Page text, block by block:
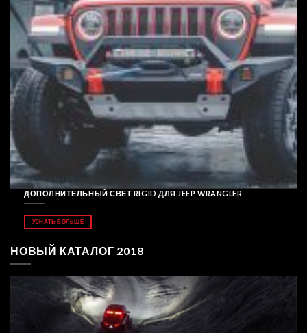
ДОПОЛНИТЕЛЬНЫЙ СВЕТ RIGID ДЛЯ JEEP WRANGLER
УЗНАТЬ БОЛЬШЕ
НОВЫЙ КАТАЛОГ 2018